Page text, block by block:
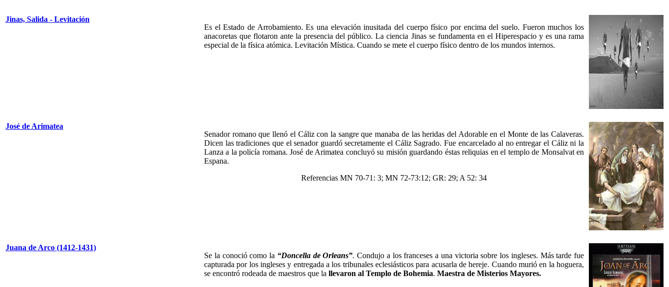
Jinas, Salida - Levitación
Es el Estado de Arrobamiento. Es una elevación inusitada del cuerpo físico por encima del suelo. Fueron muchos los
anacoretas que flotaron ante la presencia del público. La ciencia Jinas se fundamenta en el Hiperespacio y es una rama
especial de la física atómica. Levitación Mística. Cuando se mete el cuerpo físico dentro de los mundos internos.
José de Arimatea
Senador romano que llenó el Cáliz con la sangre que manaba de las heridas del Adorable en el Monte de las Calaveras.
Dicen las tradiciones que el senador guardó secretamente el Cáliz Sagrado. Fue encarcelado al no entregar el Cáliz ni la
Lanza a la policía romana. José de Arimatea concluyó su misión guardando éstas reliquias en el templo de Monsalvat en
Espana.
Referencias MN 70-71: 3; MN 72-73:12; GR: 29; A 52: 34
Juana de Arco (1412-1431)
Se la conoció como la “Doncella de Orleans”. Condujo a los franceses a una victoria sobre los ingleses. Más tarde fue
capturada por los ingleses y entregada a los tribunales eclesiásticos para acusarla de hereje. Cuando murió en la hoguera,
se encontró rodeada de maestros que la llevaron al Templo de Bohemia. Maestra de Misterios Mayores.